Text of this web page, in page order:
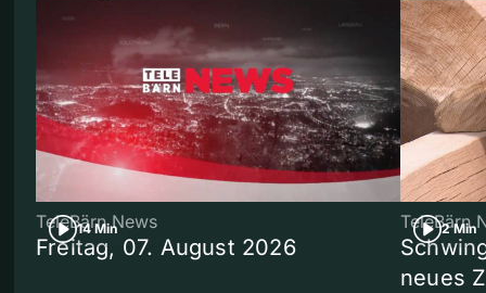
14 Min
TeleBärn News
Freitag, 07. August 2026
2 Min
TeleBärn
neues